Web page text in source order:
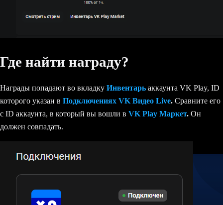
Где найти награду?
Награды попадают во вкладку Инвентарь аккаунта VK Play, ID
которого указан в Подключениях VK Видео Live. Сравните его
с ID аккаунта, в который вы вошли в VK Play Маркет. Он
должен совпадать.